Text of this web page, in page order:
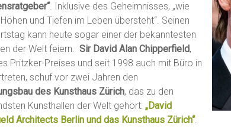
. Inklusive des Geheimnisses, „wie
und Tiefen im Leben übersteht“. Seinen
kann heute sogar einer der bekanntesten
der Welt feiern. Sir David Alan Chipperfield,
Pritzker-Preises und seit 1998 auch mit Büro in
schuf vor zwei Jahren den
des Kunsthaus Zürich, das zu den
Kunsthallen der Welt gehört: „David
Architects Berlin und das Kunsthaus Zürich“.